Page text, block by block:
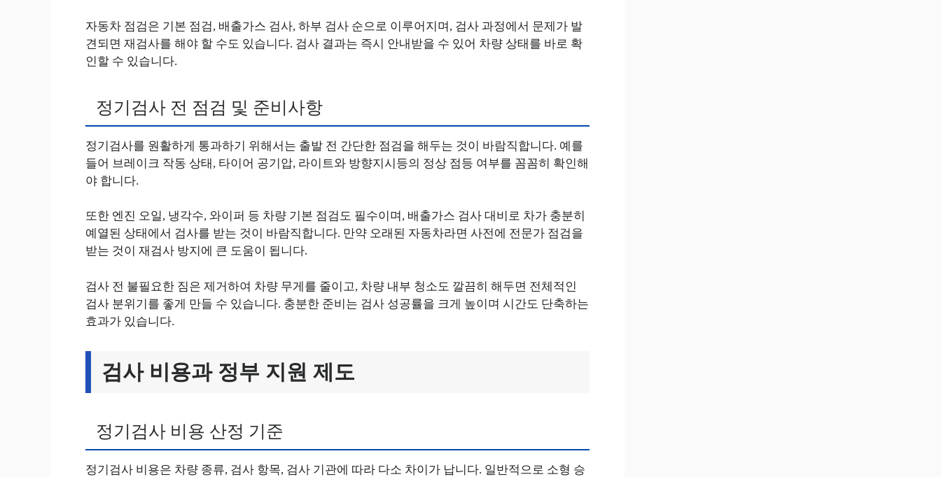
자동차 점검은 기본 점검, 배출가스 검사, 하부 검사 순으로 이루어지며, 검사 과정에서 문제가 발
견되면 재검사를 해야 할 수도 있습니다. 검사 결과는 즉시 안내받을 수 있어 차량 상태를 바로 확
인할 수 있습니다.
정기검사 전 점검 및 준비사항
정기검사를 원활하게 통과하기 위해서는 출발 전 간단한 점검을 해두는 것이 바람직합니다. 예를
들어 브레이크 작동 상태, 타이어 공기압, 라이트와 방향지시등의 정상 점등 여부를 꼼꼼히 확인해
야 합니다.
또한 엔진 오일, 냉각수, 와이퍼 등 차량 기본 점검도 필수이며, 배출가스 검사 대비로 차가 충분히
예열된 상태에서 검사를 받는 것이 바람직합니다. 만약 오래된 자동차라면 사전에 전문가 점검을
받는 것이 재검사 방지에 큰 도움이 됩니다.
검사 전 불필요한 짐은 제거하여 차량 무게를 줄이고, 차량 내부 청소도 깔끔히 해두면 전체적인
검사 분위기를 좋게 만들 수 있습니다. 충분한 준비는 검사 성공률을 크게 높이며 시간도 단축하는
효과가 있습니다.
검사 비용과 정부 지원 제도
정기검사 비용 산정 기준
정기검사 비용은 차량 종류, 검사 항목, 검사 기관에 따라 다소 차이가 납니다. 일반적으로 소형 승